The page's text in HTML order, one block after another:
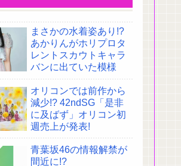
まさかの水着姿あり!?
あかりんがホリプロタ
レントスカウトキャラ
バンに出ていた模様
オリコンでは前作から
減少!? 42ndSG「是非
に及ばず」オリコン初
週売上が発表!
青葉坂46の情報解禁が
間近に!?